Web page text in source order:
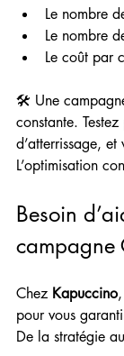
Le nombre
Le nombre
Le coût par
🛠️ Une
constante.
d’atterrissage,
L’optimisation
Besoin
campagne
Chez Kapuccino
pour vous
De la stratégie